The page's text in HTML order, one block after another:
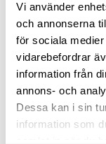
Vi använder
och annonserna
för sociala
vidarebefordrar
information från
annons- och
Dessa kan i sin
information som
Show Tech
med justerbart
15x13,5 cm
99kr